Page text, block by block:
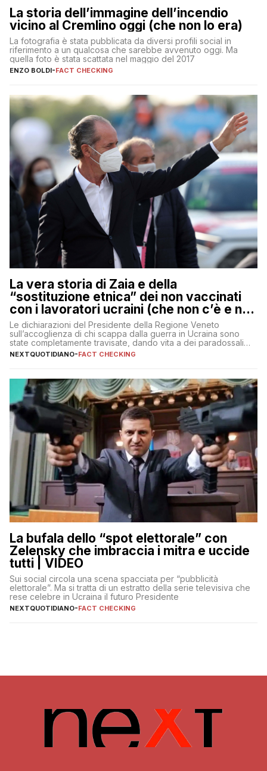
La storia dell’immagine dell’incendio
vicino al Cremlino oggi (che non lo era)
La fotografia è stata pubblicata da diversi profili social in
riferimento a un qualcosa che sarebbe avvenuto oggi. Ma
quella foto è stata scattata nel maggio del 2017
ENZO BOLDI-FACT CHECKING
La vera storia di Zaia e della
“sostituzione etnica” dei non vaccinati
con i lavoratori ucraini (che non c’è e non
ci sarà)
Le dichiarazioni del Presidente della Regione Veneto
sull’accoglienza di chi scappa dalla guerra in Ucraina sono
state completamente travisate, dando vita a dei paradossali
falsi che girano sui social
NEXTQUOTIDIANO-FACT CHECKING
La bufala dello “spot elettorale” con
Zelensky che imbraccia i mitra e uccide
tutti | VIDEO
Sui social circola una scena spacciata per “pubblicità
elettorale”. Ma si tratta di un estratto della serie televisiva che
rese celebre in Ucraina il futuro Presidente
NEXTQUOTIDIANO-FACT CHECKING